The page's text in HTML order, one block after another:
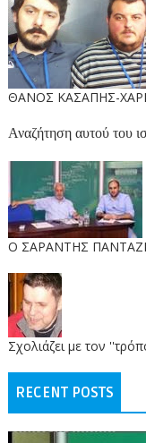
ΘΑΝΟΣ ΚΑΣΑΠΗΣ-
Αναζήτηση αυτού του
O ΣΑΡΑΝΤΗΣ
Σχολιάζει με τον
RECENT POSTS